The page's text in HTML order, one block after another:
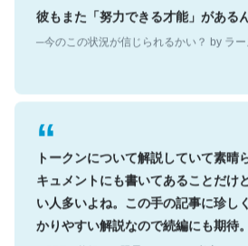
彼もまた「努力できる才能」がある
─今のこの状況が信じられるかい？ by ラー
トークンについて解説していて素晴
キュメントにも書いてあることだけ
い人多いよね。この手の記事に珍し
かりやすい解説なので続編にも期待。
─GPTの仕組みと限界についての考察（１